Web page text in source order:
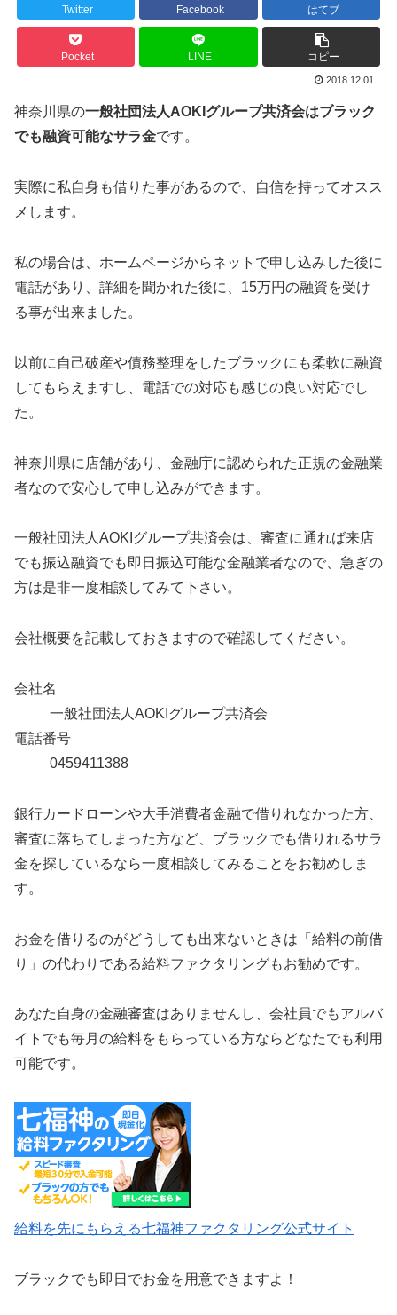
Twitter Facebook はてブ
Pocket LINE コピー
2018.12.01
神奈川県の一般社団法人AOKIグループ共済会はブラック
でも融資可能なサラ金です。
実際に私自身も借りた事があるので、自信を持ってオスス
メします。
私の場合は、ホームページからネットで申し込みした後に
電話があり、詳細を聞かれた後に、15万円の融資を受け
る事が出来ました。
以前に自己破産や債務整理をしたブラックにも柔軟に融資
してもらえますし、電話での対応も感じの良い対応でし
た。
神奈川県に店舗があり、金融庁に認められた正規の金融業
者なので安心して申し込みができます。
一般社団法人AOKIグループ共済会は、審査に通れば来店
でも振込融資でも即日振込可能な金融業者なので、急ぎの
方は是非一度相談してみて下さい。
会社概要を記載しておきますので確認してください。
会社名
一般社団法人AOKIグループ共済会
電話番号
0459411388
銀行カードローンや大手消費者金融で借りれなかった方、
審査に落ちてしまった方など、ブラックでも借りれるサラ
金を探しているなら一度相談してみることをお勧めしま
す。
お金を借りるのがどうしても出来ないときは「給料の前借
り」の代わりである給料ファクタリングもお勧めです。
あなた自身の金融審査はありませんし、会社員でもアルバ
イトでも毎月の給料をもらっている方ならどなたでも利用
可能です。
給料を先にもらえる七福神ファクタリング公式サイト
ブラックでも即日でお金を用意できますよ！